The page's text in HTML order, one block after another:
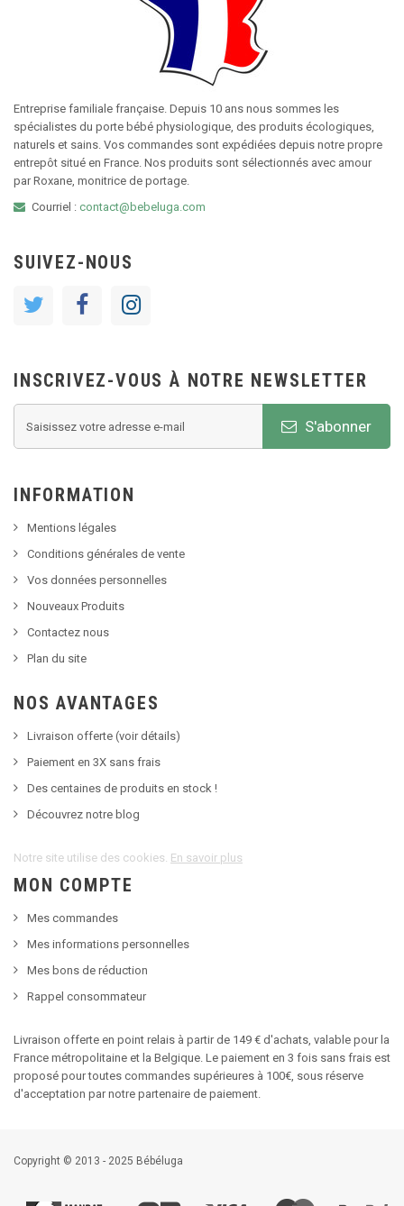
Entreprise familiale française. Depuis 10 ans nous sommes les
spécialistes du porte bébé physiologique, des produits écologiques,
naturels et sains. Vos commandes sont expédiées depuis notre propre
entrepôt situé en France. Nos produits sont sélectionnés avec amour
par Roxane, monitrice de portage.
Courriel : contact@bebeluga.com
SUIVEZ-NOUS
INSCRIVEZ-VOUS À NOTRE NEWSLETTER
S'abonner
INFORMATION
Mentions légales
Conditions générales de vente
Vos données personnelles
Nouveaux Produits
Contactez nous
Plan du site
NOS AVANTAGES
Livraison offerte (voir détails)
Paiement en 3X sans frais
Des centaines de produits en stock !
Découvrez notre blog
Notre site utilise des cookies. En savoir plus
MON COMPTE
Mes commandes
Mes informations personnelles
Mes bons de réduction
Rappel consommateur
Livraison offerte en point relais à partir de 149 € d'achats, valable pour la
France métropolitaine et la Belgique. Le paiement en 3 fois sans frais est
proposé pour toutes commandes supérieures à 100€, sous réserve
d'acceptation par notre partenaire de paiement.
Copyright © 2013 - 2025 Bébéluga